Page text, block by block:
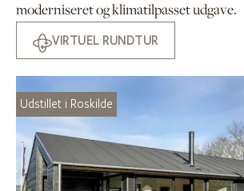
moderniseret og klimatilpasset udgave.
VIRTUEL RUNDTUR
Udstillet i Roskilde